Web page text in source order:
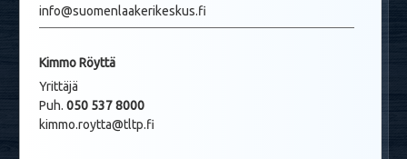
info@suomenlaakerikeskus.fi
Kimmo Röyttä
Yrittäjä
Puh. 050 537 8000
kimmo.roytta@tltp.fi